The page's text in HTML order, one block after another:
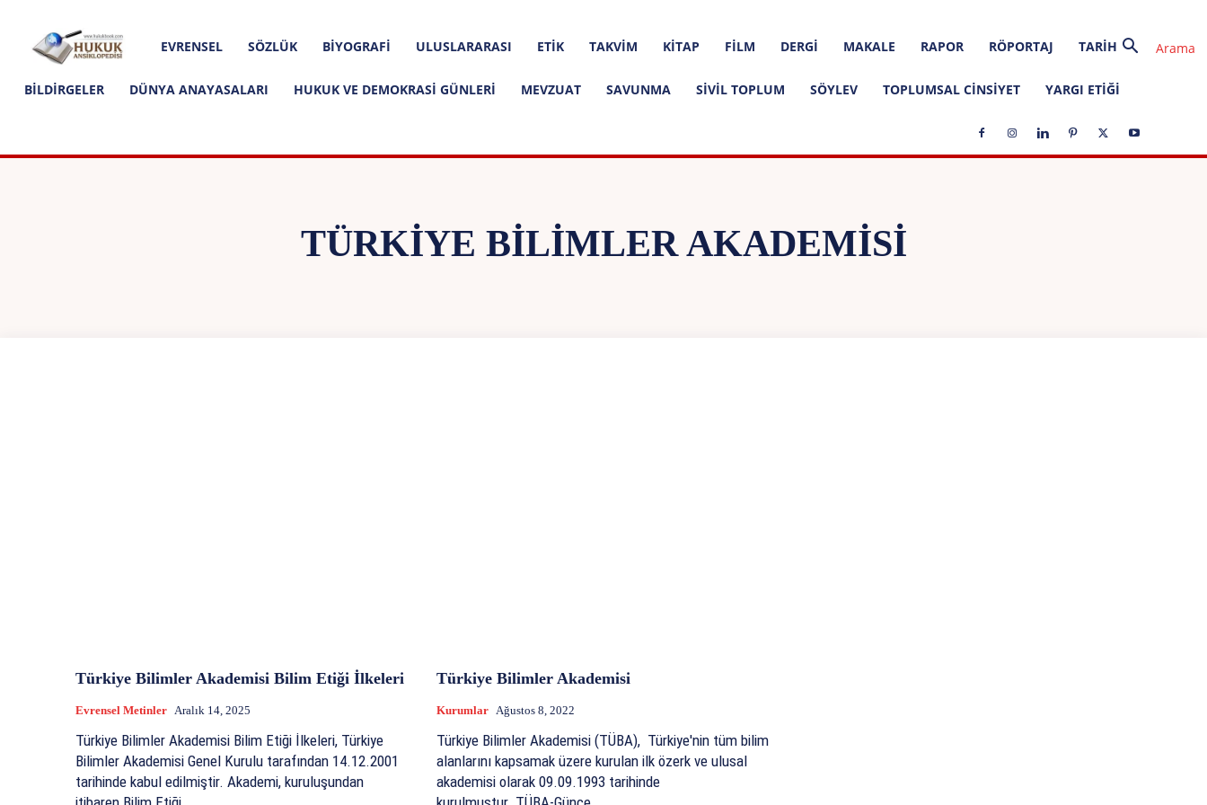
Hukuk
Ansiklopedisi
EVRENSEL SÖZLÜK BIYOGRAFI ULUSLARARASI ETIK TAKVIM KITAP FILM DERGI MAKALE RAPOR RÖPORTAJ TARIH
BILDIRGELER DÜNYA ANAYASALARI HUKUK VE DEMOKRASI GÜNLERI MEVZUAT SAVUNMA SIVIL TOPLUM SÖYLEV TOPLUMSAL CINSIYET YARGI ETIĞI
TÜRKIYE BILIMLER AKADEMISI
Türkiye Bilimler Akademisi Bilim Etiği İlkeleri
Evrensel Metinler Aralık 14, 2025
Türkiye Bilimler Akademisi Bilim Etiği İlkeleri, Türkiye
Bilimler Akademisi Genel Kurulu tarafından 14.12.2001
tarihinde kabul edilmiştir. Akademi, kuruluşundan
Türkiye Bilimler Akademisi
Kurumlar Ağustos 8, 2022
Türkiye Bilimler Akademisi (TÜBA), Türkiye'nin tüm bilim
alanlarını kapsamak üzere kurulan ilk özerk ve ulusal
akademisi olarak 09.09.1993 tarihinde